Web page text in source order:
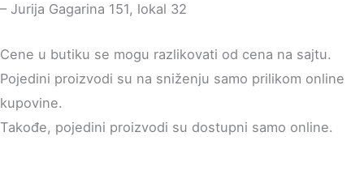
– Jurija Gagarina 151, lokal 32
Cene u butiku se mogu razlikovati od cena na sajtu.
Pojedini proizvodi su na sniženju samo prilikom online
kupovine.
Takođe, pojedini proizvodi su dostupni samo online.